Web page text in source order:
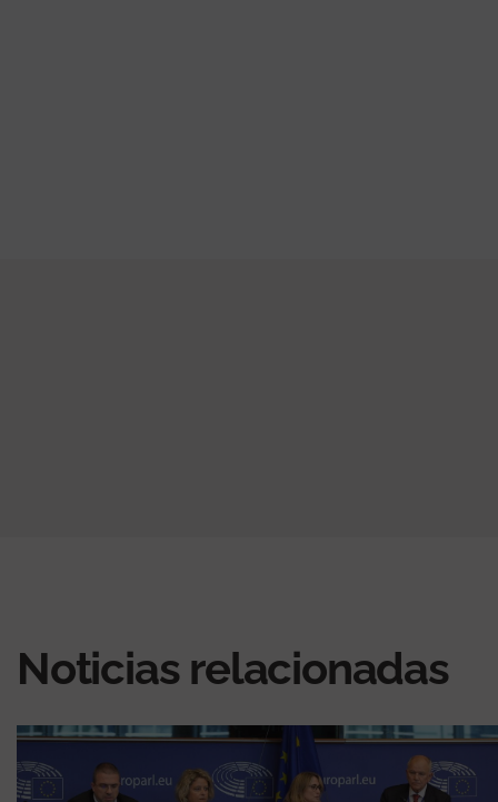
Noticias relacionadas